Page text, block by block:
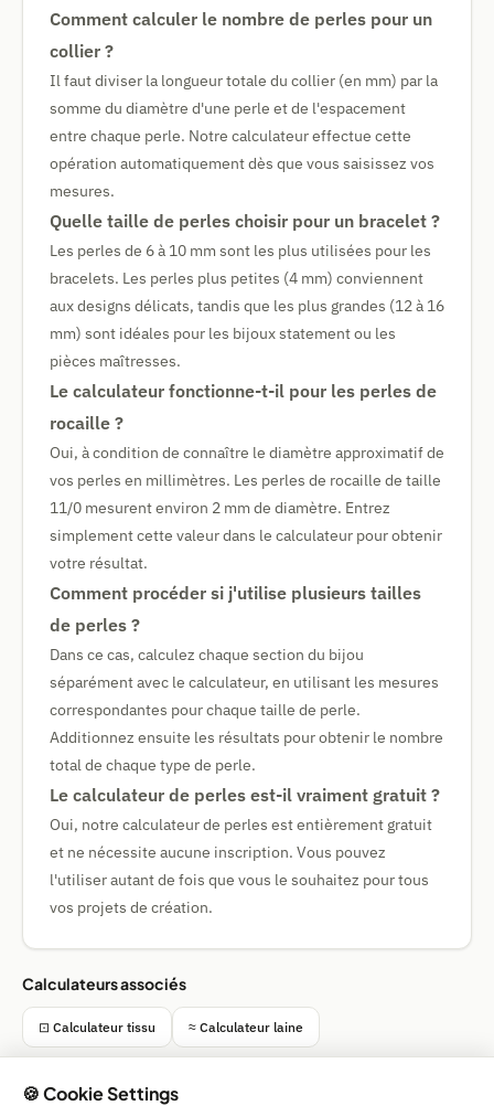
Comment calculer le nombre de perles pour un
collier ?
Il faut diviser la longueur totale du collier (en mm) par la
somme du diamètre d'une perle et de l'espacement
entre chaque perle. Notre calculateur effectue cette
opération automatiquement dès que vous saisissez vos
mesures.
Quelle taille de perles choisir pour un bracelet ?
Les perles de 6 à 10 mm sont les plus utilisées pour les
bracelets. Les perles plus petites (4 mm) conviennent
aux designs délicats, tandis que les plus grandes (12 à 16
mm) sont idéales pour les bijoux statement ou les
pièces maîtresses.
Le calculateur fonctionne-t-il pour les perles de
rocaille ?
Oui, à condition de connaître le diamètre approximatif de
vos perles en millimètres. Les perles de rocaille de taille
11/0 mesurent environ 2 mm de diamètre. Entrez
simplement cette valeur dans le calculateur pour obtenir
votre résultat.
Comment procéder si j'utilise plusieurs tailles
de perles ?
Dans ce cas, calculez chaque section du bijou
séparément avec le calculateur, en utilisant les mesures
correspondantes pour chaque taille de perle.
Additionnez ensuite les résultats pour obtenir le nombre
total de chaque type de perle.
Le calculateur de perles est-il vraiment gratuit ?
Oui, notre calculateur de perles est entièrement gratuit
et ne nécessite aucune inscription. Vous pouvez
l'utiliser autant de fois que vous le souhaitez pour tous
vos projets de création.
Calculateurs associés
⊡ Calculateur tissu ≈ Calculateur laine
🍪 Cookie Settings